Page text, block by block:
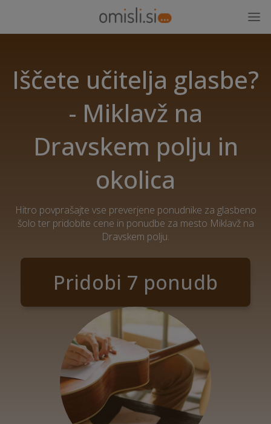
Iščete učitelja glasbe?
- Miklavž na
Dravskem polju in
okolica
Hitro povprašajte vse preverjene ponudnike za glasbeno
šolo ter pridobite cene in ponudbe za mesto Miklavž na
Dravskem polju.
Pridobi 7 ponudb